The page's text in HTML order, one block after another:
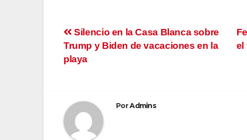
Navegación
de
el
Silencio en la Casa Blanca sobre
Trump y Biden de vacaciones en la
playa
PorAdmins